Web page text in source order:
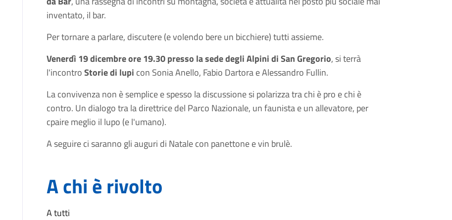
inventato, il bar.
Per tornare a parlare, discutere (e volendo bere un bicchiere) tutti assieme.
Venerdì 19 dicembre ore 19.30 presso la sede degli Alpini di San Gregorio, si terrà
l'incontroStorie di lupi con Sonia Anello, Fabio Dartora e Alessandro Fullin.
La convivenza non è semplice e spesso la discussione si polarizza tra chi è pro e chi è
contro. Un dialogo tra la direttrice del Parco Nazionale, un faunista e un allevatore, per
cpaire meglio il lupo (e l'umano).
A seguire ci saranno gli auguri di Natale con panettone e vin brulè.
A chi è rivolto
A tutti